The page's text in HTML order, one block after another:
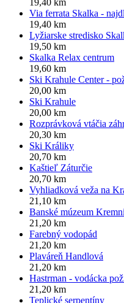
Via ferrata Skalka -
19,40 km
Lyžiarske stredisko
19,50 km
Skalka Relax centrum
19,60 km
Ski Krahule Center -
20,00 km
Ski Krahule
20,00 km
Rozprávková vtáčia
20,30 km
Ski Králiky
20,70 km
Kaštieľ Záturčie
20,70 km
Vyhliadková veža na
21,10 km
Banské múzeum
21,20 km
Farebný vodopád
21,20 km
Plaváreň Handlová
21,20 km
Hastrman - vodácka
21,20 km
Teplické serpentíny